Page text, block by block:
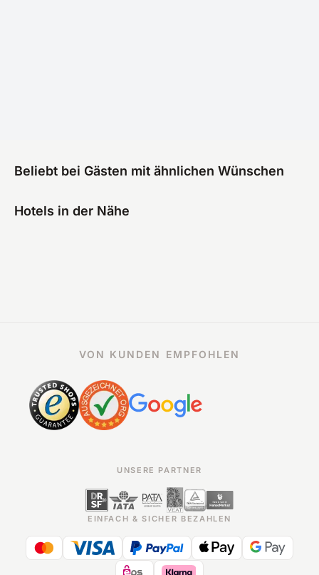
Beliebt bei Gästen mit ähnlichen Wünschen
Hotels in der Nähe
VON KUNDEN EMPFOHLEN
UNSERE PARTNER
EINFACH & SICHER BEZAHLEN